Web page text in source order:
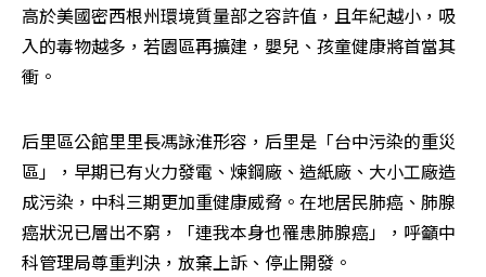
高於美國密西根州環境質量部之容許值，且年紀越小，吸
入的毒物越多，若園區再擴建，嬰兒、孩童健康將首當其
衝。
后里區公館里里長馮詠淮形容，后里是「台中污染的重災
區」，早期已有火力發電、煉鋼廠、造紙廠、大小工廠造
成污染，中科三期更加重健康威脅。在地居民肺癌、肺腺
癌狀況已層出不窮，「連我本身也罹患肺腺癌」，呼籲中
科管理局尊重判決，放棄上訴、停止開發。